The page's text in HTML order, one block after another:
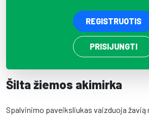
REGISTRUOTIS
PRISIJUNGTI
Šilta žiemos akimirka
Spalvinimo paveiksliukas vaizduoja žavią